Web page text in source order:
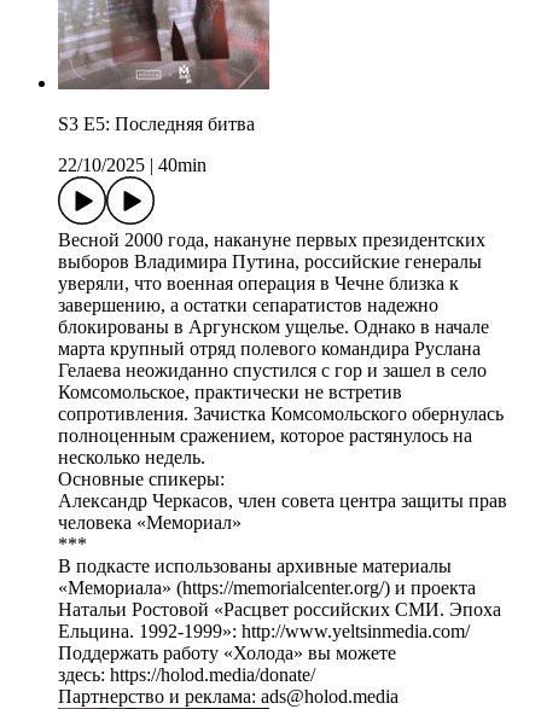
S3 E5: Последняя битва
22/10/2025
40min
Весной 2000 года, накануне первых президентских
выборов Владимира Путина, российские генералы
уверяли, что военная операция в Чечне близка к
завершению, а остатки сепаратистов надежно
блокированы в Аргунском ущелье. Однако в начале
марта крупный отряд полевого командира Руслана
Гелаева неожиданно спустился с гор и зашел в село
Комсомольское, практически не встретив
сопротивления. Зачистка Комсомольского обернулась
полноценным сражением, которое растянулось на
несколько недель.
Основные спикеры:
Александр Черкасов, член совета центра защиты прав
человека «Мемориал»
***
В подкасте использованы архивные материалы
«Мемориала» (https://memorialcenter.org/) и проекта
Натальи Ростовой «Расцвет российских СМИ. Эпоха
Ельцина. 1992-1999»: http://www.yeltsinmedia.com/
Поддержать работу «Холода» вы можете
здесь: https://holod.media/donate/
Партнерство и реклама: ads@holod.media